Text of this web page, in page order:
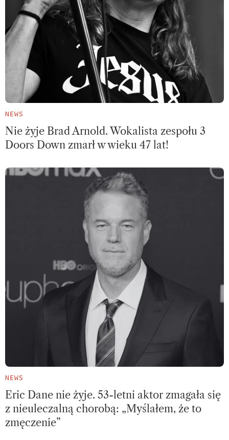
NEWS
Nie żyje Brad Arnold. Wokalista zespołu 3
Doors Down zmarł w wieku 47 lat!
NEWS
Eric Dane nie żyje. 53-letni aktor zmagała się
z nieuleczalną chorobą: „Myślałem, że to
zmęczenie”